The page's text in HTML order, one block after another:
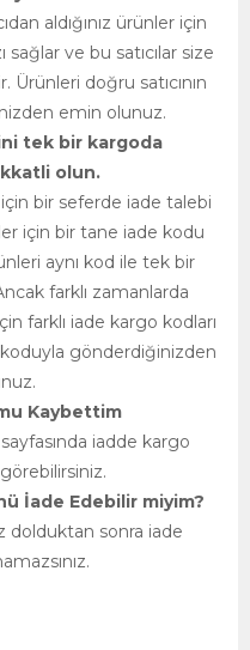
aldığınız ürünler için
sağlar ve bu satıcılar size
Ürünleri doğru satıcının
emin olunuz.
tek bir kargoda
olun.
bir seferde iade talebi
için bir tane iade kodu
aynı kod ile tek bir
farklı zamanlarda
farklı iade kargo kodları
gönderdiğinizden
Kaybettim
sayfasında iadde kargo
İade Edebilir miyim?
dolduktan sonra iade